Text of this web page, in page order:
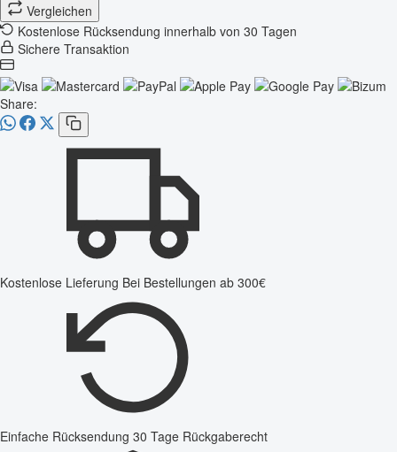
Vergleichen
Kostenlose Rücksendung innerhalb von 30 Tagen
Sichere Transaktion
Share:
Kostenlose Lieferung Bei Bestellungen ab 300€
Einfache Rücksendung 30 Tage Rückgaberecht